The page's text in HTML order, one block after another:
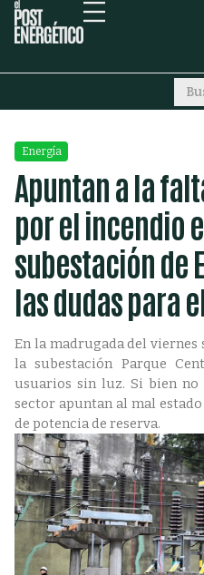
Energía
Apuntan a la
por el incendio
subestación de
las dudas para
En la madrugada del
la subestación Parque
usuarios sin luz. Si bien no
sector apuntan al mal
de potencia de reserva.